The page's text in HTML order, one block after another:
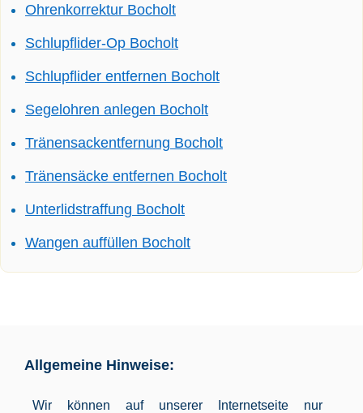
Ohrenkorrektur Bocholt
Schlupflider-Op Bocholt
Schlupflider entfernen Bocholt
Segelohren anlegen Bocholt
Tränensackentfernung Bocholt
Tränensäcke entfernen Bocholt
Unterlidstraffung Bocholt
Wangen auffüllen Bocholt
Allgemeine Hinweise:
Wir können auf unserer Internetseite nur